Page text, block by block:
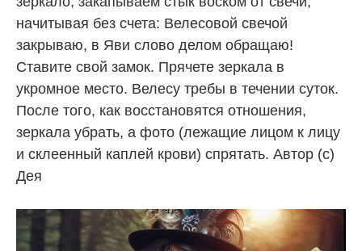
начитывая без счета: Велесовой свечой
закрываю, в Яви слово делом обращаю!
Ставите свой замок. Прячете зеркала в
укромное место. Велесу требы в течении суток.
После того, как восстановятся отношения,
зеркала убрать, а фото (лежащие лицом к лицу
и склеенный каплей крови) спрятать. Автор (с)
Дея